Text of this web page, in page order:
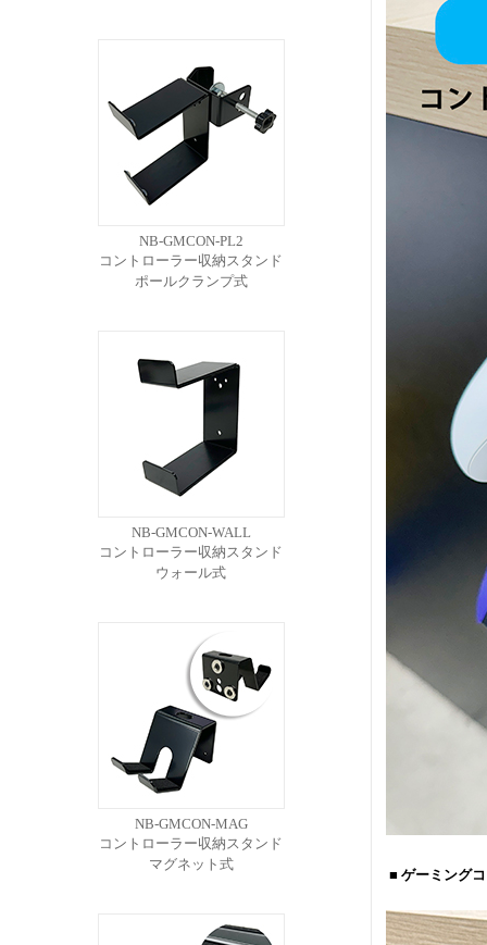
NB-GMCON-PL2
コントローラー収納スタンド
ポールクランプ式
NB-GMCON-WALL
コントローラー収納スタンド
ウォール式
NB-GMCON-MAG
コントローラー収納スタンド
マグネット式
■ ゲーミング